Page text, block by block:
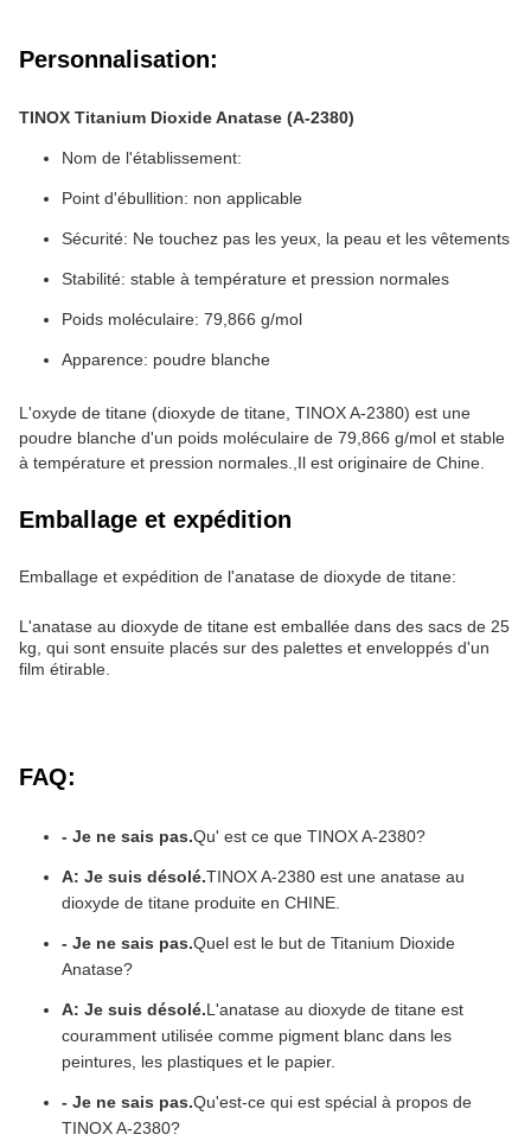
Personnalisation:
TINOX Titanium Dioxide Anatase (A-2380)
Nom de l'établissement:
Point d'ébullition: non applicable
Sécurité: Ne touchez pas les yeux, la peau et les vêtements
Stabilité: stable à température et pression normales
Poids moléculaire: 79,866 g/mol
Apparence: poudre blanche
L'oxyde de titane (dioxyde de titane, TINOX A-2380) est une
poudre blanche d'un poids moléculaire de 79,866 g/mol et stable
à température et pression normales.,Il est originaire de Chine.
Emballage et expédition
Emballage et expédition de l'anatase de dioxyde de titane:
L'anatase au dioxyde de titane est emballée dans des sacs de 25
kg, qui sont ensuite placés sur des palettes et enveloppés d'un
film étirable.
FAQ:
- Je ne sais pas.Qu' est ce que TINOX A-2380?
A: Je suis désolé.TINOX A-2380 est une anatase au
dioxyde de titane produite en CHINE.
- Je ne sais pas.Quel est le but de Titanium Dioxide
Anatase?
A: Je suis désolé.L'anatase au dioxyde de titane est
couramment utilisée comme pigment blanc dans les
peintures, les plastiques et le papier.
- Je ne sais pas.Qu'est-ce qui est spécial à propos de
TINOX A-2380?